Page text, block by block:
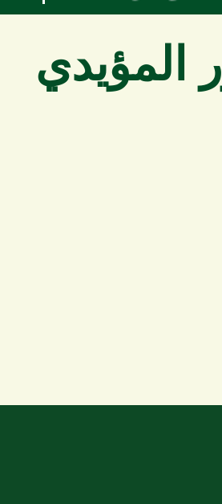
المؤيدي